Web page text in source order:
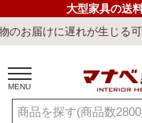
大型家具の送
が生じる可能性がござ
MENU
ご利用ガイド